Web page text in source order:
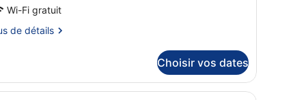
:
Wi-Fi gratuit
de détails
Choisir vos dates
les chambres, bureau Coffres-forts dans les chambres, bureau